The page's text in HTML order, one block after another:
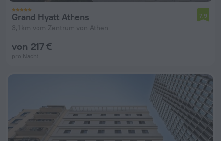
Grand Hyatt Athens
3,1 km vom Zentrum von Athen
7,9
von 217 €
pro Nacht